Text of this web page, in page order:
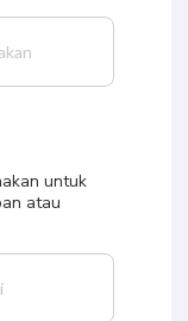
untuk
atau